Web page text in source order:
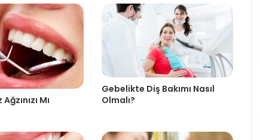
Mı
Gebelikte Diş Bakımı Nasıl
Olmalı?